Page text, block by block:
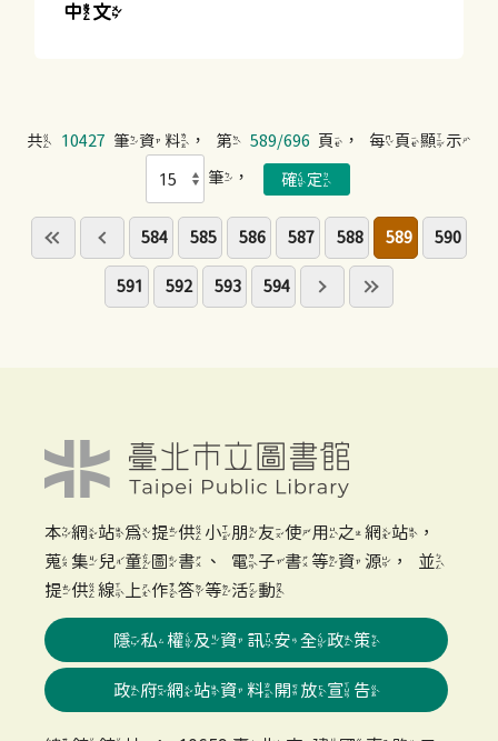
中文
共 10427 筆資料，第 589/696 頁，每頁顯示
筆，
584 585 586 587 588 589 590
591 592 593 594
本網站為提供小朋友使用之網站，
蒐集兒童圖書、電子書等資源，並
提供線上作答等活動
隱私權及資訊安全政策
政府網站資料開放宣告